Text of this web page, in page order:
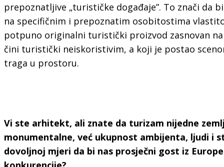
prepoznatljive „turističke događaje”. To znači
na specifičnim i prepoznatim osobitostima
potpuno originalni turistički proizvod zasnovan
čini turistički neiskoristivim, a koji je postao
traga u prostoru.
Vi ste arhitekt, ali znate da turizam nijedne
monumentalne, već ukupnost ambijenta, ljudi i
dovoljnoj mjeri da bi nas prosječni gost iz